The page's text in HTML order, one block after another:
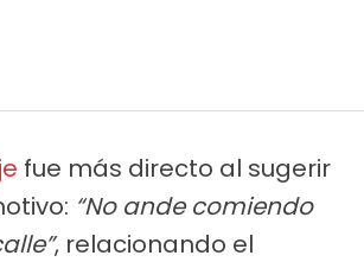
fue más directo al sugerir
“No ande comiendo
, relacionando el